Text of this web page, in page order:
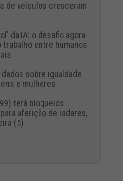
de veículos cresceram
da IA: o desafio agora
trabalho entre humanos
sobre igualdade
e mulheres
terá bloqueios
aferição de radares,
(5)